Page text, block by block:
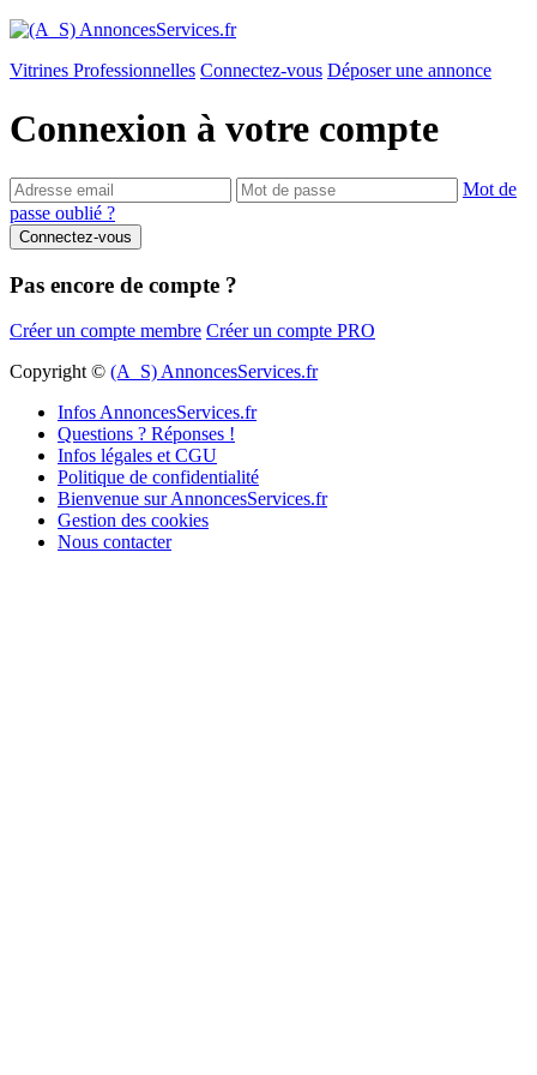
Vitrines Professionnelles Connectez-vous Déposer une annonce
Connexion à votre compte
Mot de
passe oublié ?
Pas encore de compte ?
Créer un compte membre Créer un compte PRO
Copyright © (A_S) AnnoncesServices.fr
Infos AnnoncesServices.fr
Questions ? Réponses !
Infos légales et CGU
Politique de confidentialité
Bienvenue sur AnnoncesServices.fr
Gestion des cookies
Nous contacter